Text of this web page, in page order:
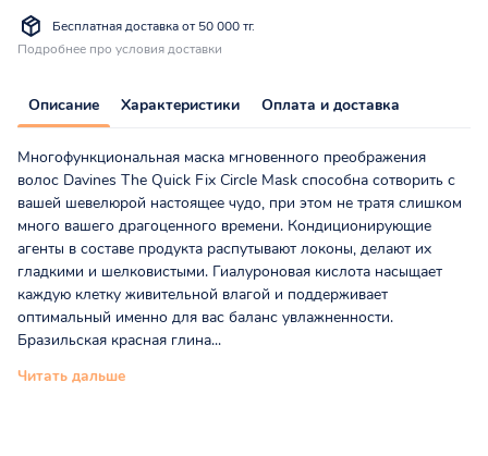
Бесплатная доставка от 50 000 тг.
Подробнее про условия доставки
Описание Характеристики Оплата и доставка
Многофункциональная маска мгновенного преображения
волос Davines The Quick Fix Circle Mask способна сотворить с
вашей шевелюрой настоящее чудо, при этом не тратя слишком
много вашего драгоценного времени. Кондиционирующие
агенты в составе продукта распутывают локоны, делают их
гладкими и шелковистыми. Гиалуроновая кислота насыщает
каждую клетку живительной влагой и поддерживает
оптимальный именно для вас баланс увлажненности.
Бразильская красная глина...
Читать дальше